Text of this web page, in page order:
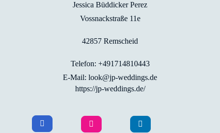
Jessica Büddicker Perez
Vossnackstraße 11e
42857 Remscheid
Telefon: +491714810443
E-Mail: look@jp-weddings.de
https://jp-weddings.de/